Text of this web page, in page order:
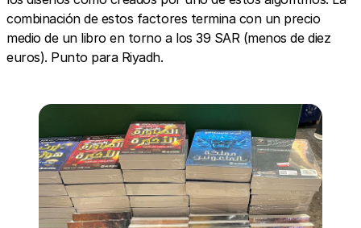
combinación de estos factores termina con un precio
medio de un libro en torno a los 39 SAR (menos de diez
euros). Punto para Riyadh.